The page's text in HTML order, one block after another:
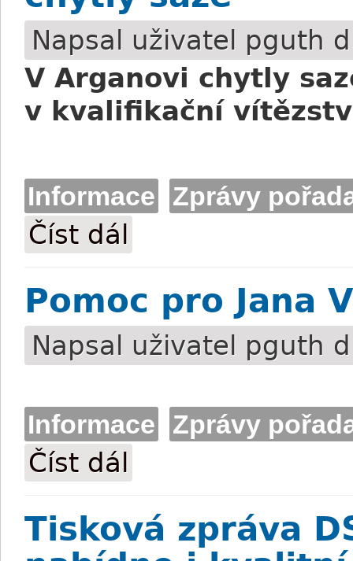
Napsal uživatel pguth
V Arganovi chytly
v kvalifikační
Informace Zprávy
Číst dál
Pomoc pro Jana
Napsal uživatel pguth
Informace Zprávy
Číst dál
Tisková zpráva